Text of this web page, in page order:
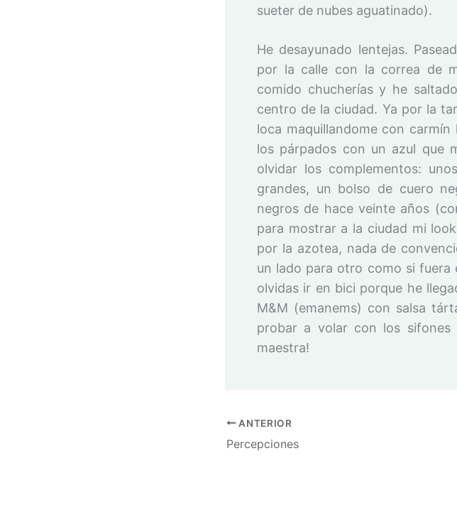
sueter de nubes aguatinado).
He desayunado lentejas.
por la calle con la correa de
comido chucherías y he
centro de la ciudad. Ya por la
loca maquillandome con
los párpados con un azul que
olvidar los complementos:
grandes, un bolso de cuero
negros de hace veinte años
para mostrar a la ciudad mi
por la azotea, nada de
un lado para otro como si fuera
olvidas ir en bici porque he
M&M (emanems) con salsa
probar a volar con los sifones
maestra!
ANTERIOR
Percepciones